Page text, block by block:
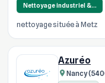
Nettoyage industriel &…
nettoyage située à Metz
Azuréo
Nancy